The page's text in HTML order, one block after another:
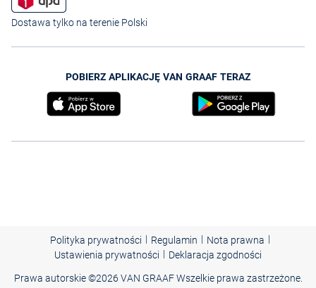
Dostawa tylko na terenie Polski
POBIERZ APLIKACJĘ VAN GRAAF TERAZ
Polityka prywatności | Regulamin | Nota prawna |
Ustawienia prywatności | Deklaracja zgodności
Prawa autorskie ©2026 VAN GRAAF Wszelkie prawa zastrzeżone.